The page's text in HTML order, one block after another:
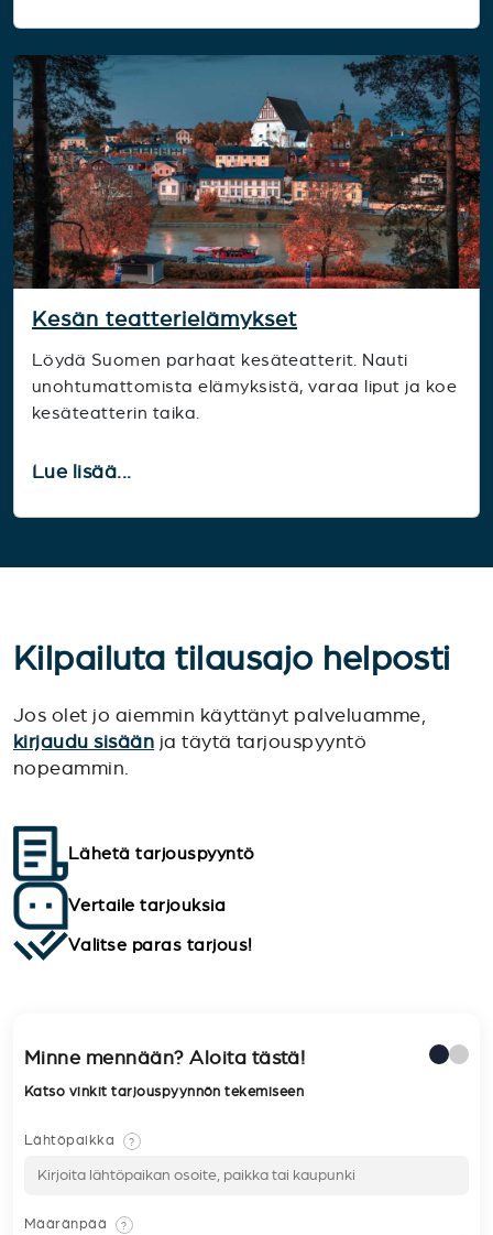
Kesän teatterielämykset
Löydä Suomen parhaat kesäteatterit. Nauti
unohtumattomista elämyksistä, varaa liput ja koe
kesäteatterin taika.
Lue lisää...
Kilpailuta tilausajo helposti
Jos olet jo aiemmin käyttänyt palveluamme,
kirjaudu sisään ja täytä tarjouspyyntö
nopeammin.
Lähetä tarjouspyyntö
Vertaile tarjouksia
Valitse paras tarjous!
Minne mennään? Aloita tästä!
Katso vinkit tarjouspyynnön tekemiseen
Lähtöpaikka ?
Määränpää ?